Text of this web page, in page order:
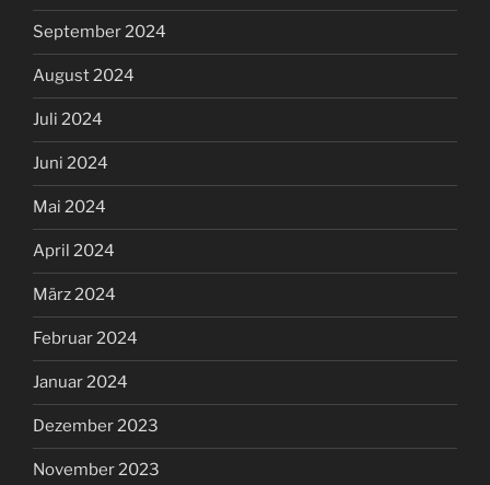
September 2024
August 2024
Juli 2024
Juni 2024
Mai 2024
April 2024
März 2024
Februar 2024
Januar 2024
Dezember 2023
November 2023